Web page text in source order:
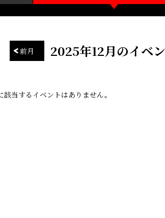
前月 2025年12月のイベ
該当するイベントはありません。